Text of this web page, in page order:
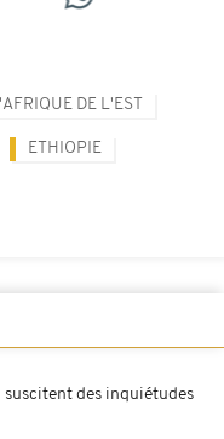
DE L'EST
ETHIOPIE
suscitent des inquiétudes